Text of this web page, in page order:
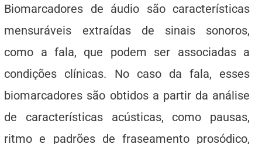
Biomarcadores de áudio são características
mensuráveis extraídas de sinais sonoros,
como a fala, que podem ser associadas a
condições clínicas. No caso da fala, esses
biomarcadores são obtidos a partir da análise
de características acústicas, como pausas,
ritmo e padrões de fraseamento prosódico,